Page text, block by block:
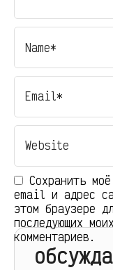
Сохранить
email и адрес
этом браузере
последующих моих
комментариев.